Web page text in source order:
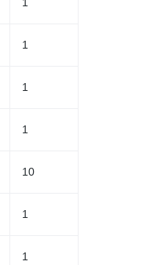
1
1
1
10
1
1